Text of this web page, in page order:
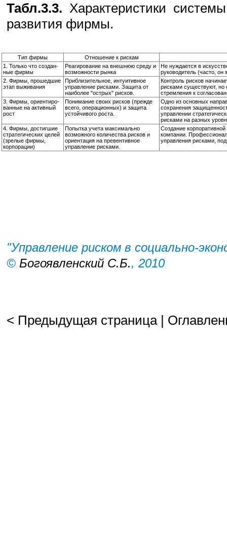
Табл.3.3. Характеристики
развития фирмы.
Тип фирмы
Отношение к рискам
1. Только что создан­
ные фирмы
Реагирование на внешнюю среду и
возможности рынка
Не нуждается в
руководитель (часто,
2. Фирмы, прошедшие
этап выживания
Приблизительное, интуитивное
управление рисками. Защита от
наиболее "острых" рисков.
Контроль рисков
рисками существуют, но
стремления к
3. Фирмы, ориентиро­
ванные на активный
рост
Понимание своих рисков (прежде
всего, операционных) и защита
устойчивого роста.
Одно из основных
сохранения
управлении
рисками на разных
4. Фирмы, достигшие
стратегичес­ких целей
(зрелые фирмы,
корпорации)
Попытка учета максимально
возможного количества рисков и
ориентация на превентивное
управление рисками.
Создание
компании.
управления рисками,
"Управление риском в социально-
© Богоявленский С.Б., 2010
< Предыдущая страница|